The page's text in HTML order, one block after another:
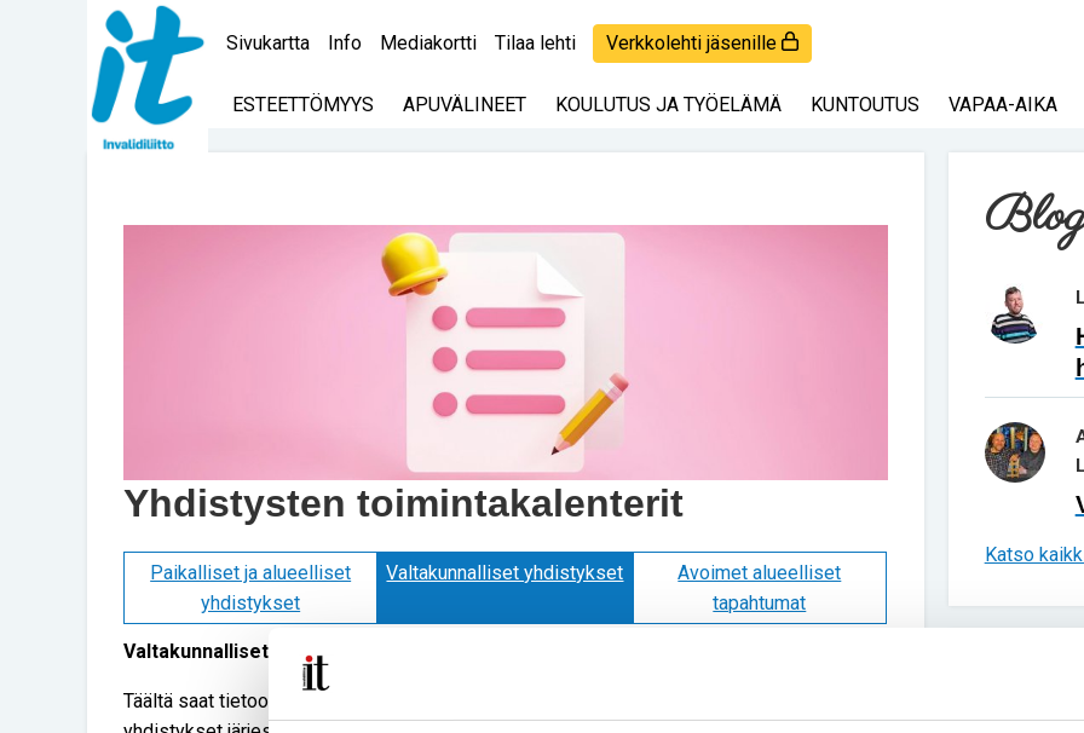
Sivukartta Info Mediakortti Tilaa lehti Verkkolehti jäsenille
ESTEETTÖMYYS APUVÄLINEET KOULUTUS JA TYÖELÄMÄ KUNTOUTUS VAPAA-AIKA
Yhdistysten toimintakalenterit
Paikalliset ja alueelliset
yhdistykset
Valtakunnalliset yhdistykset
Avoimet alueelliset
tapahtumat
Valtakunnalliset yhdistykset
Täältä saat tietoosi, mitä tapahtumia Invalidiliitto ry:n piirissä toimivat valtakunnalliset
Katso